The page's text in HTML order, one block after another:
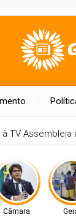
DE PARAÍSO
Câmara